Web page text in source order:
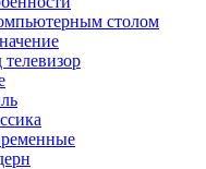
столом